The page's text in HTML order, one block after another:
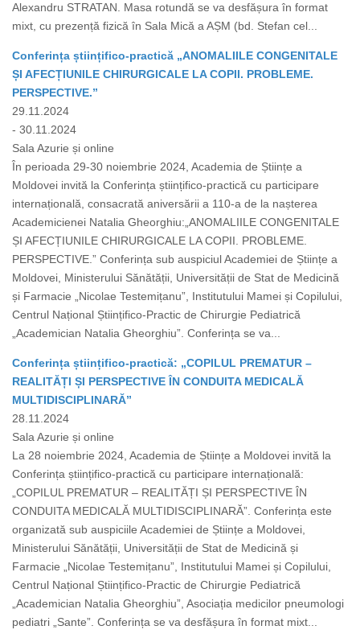
Alexandru STRATAN. Masa rotundă se va desfășura în format
mixt, cu prezență fizică în Sala Mică a AȘM (bd. Stefan cel...
Conferința științifico-practică „ANOMALIILE CONGENITALE
ȘI AFECȚIUNILE CHIRURGICALE LA COPII. PROBLEME.
PERSPECTIVE.”
29.11.2024
- 30.11.2024
Sala Azurie și online
În perioada 29-30 noiembrie 2024, Academia de Științe a
Moldovei invită la Conferința științifico-practică cu participare
internațională, consacrată aniversării a 110-a de la nașterea
Academicienei Natalia Gheorghiu:„ANOMALIILE CONGENITALE
ȘI AFECȚIUNILE CHIRURGICALE LA COPII. PROBLEME.
PERSPECTIVE.” Conferința sub auspiciul Academiei de Științe a
Moldovei, Ministerului Sănătății, Universității de Stat de Medicină
și Farmacie „Nicolae Testemițanu”, Institutului Mamei și Copilului,
Centrul Național Științifico-Practic de Chirurgie Pediatrică
„Academician Natalia Gheorghiu”. Conferința se va...
Conferința științifico-practică: „COPILUL PREMATUR –
REALITĂȚI ȘI PERSPECTIVE ÎN CONDUITA MEDICALĂ
MULTIDISCIPLINARĂ”
28.11.2024
Sala Azurie și online
La 28 noiembrie 2024, Academia de Științe a Moldovei invită la
Conferința științifico-practică cu participare internațională:
„COPILUL PREMATUR – REALITĂȚI ȘI PERSPECTIVE ÎN
CONDUITA MEDICALĂ MULTIDISCIPLINARĂ”. Conferința este
organizată sub auspiciile Academiei de Științe a Moldovei,
Ministerului Sănătății, Universității de Stat de Medicină și
Farmacie „Nicolae Testemițanu”, Institutului Mamei și Copilului,
Centrul Național Științifico-Practic de Chirurgie Pediatrică
„Academician Natalia Gheorghiu”, Asociația medicilor pneumologi
pediatri „Sante”. Conferința se va desfășura în format mixt...